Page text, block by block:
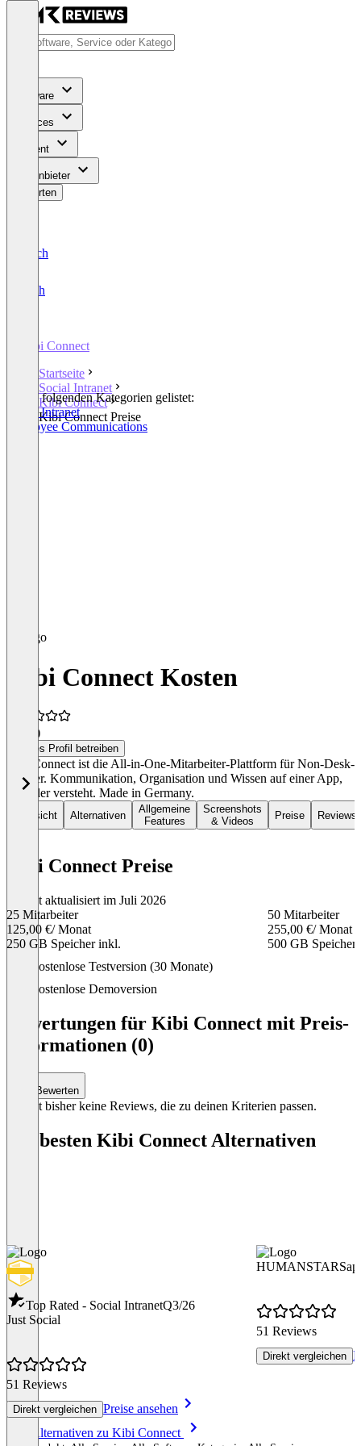
Software
Services
Content
Für Anbieter
Bewerten
Deutsch
English
Kibi Connect
Startseite
Social Intranet
Kibi Connect
Kibi Connect Preise
In den folgenden Kategorien gelistet:
Social Intranet
Employee Communications
Kibi Connect Kosten
(4)
Dieses Profil betreiben
Kibi Connect ist die All-in-One-Mitarbeiter-Plattform für Non-Desk-
Worker. Kommunikation, Organisation und Wissen auf einer App,
die jeder versteht. Made in Germany.
Übersicht Alternativen
Allgemeine
Features
Screenshots
& Videos
Preise Reviews
Kibi Connect Preise
Zuletzt aktualisiert im Juli 2026
25 Mitarbeiter
125,00 €/ Monat
250 GB Speicher inkl.
50 Mitarbeiter
255,00 €/ Monat
500 GB Speicher
Kostenlose Testversion (30 Monate)
Kostenlose Demoversion
Bewertungen für Kibi Connect mit Preis-
Informationen (0)
Bewerten
Es gibt bisher keine Reviews, die zu deinen Kriterien passen.
Die besten Kibi Connect Alternativen
Top Rated - Social IntranetQ3/26
Just Social
51 Reviews
Direkt vergleichen Preise ansehen
51 Reviews
Direkt vergleichen
Alle Alternativen zu Kibi Connect